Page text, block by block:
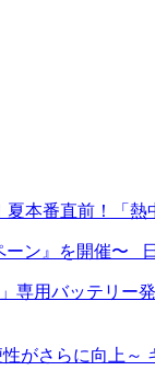
本番直前！「
ーン』を開催〜 日
専用バッテリー
がさらに向上～